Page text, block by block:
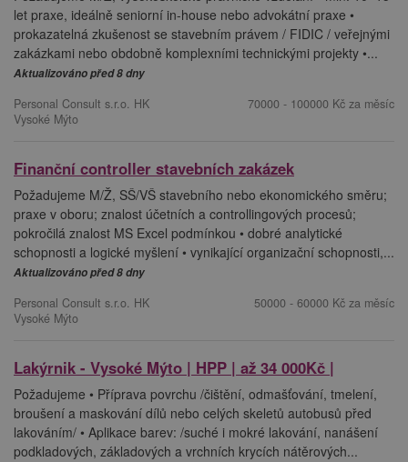
let praxe, ideálně seniorní in-house nebo advokátní praxe •
prokazatelná zkušenost se stavebním právem / FIDIC / veřejnými
zakázkami nebo obdobně komplexními technickými projekty •...
Aktualizováno před 8 dny
Personal Consult s.r.o. HK
Vysoké Mýto
70000 - 100000 Kč za měsíc
Finanční controller stavebních zakázek
Požadujeme M/Ž, SŠ/VŠ stavebního nebo ekonomického směru;
praxe v oboru; znalost účetních a controllingových procesů;
pokročilá znalost MS Excel podmínkou • dobré analytické
schopnosti a logické myšlení • vynikající organizační schopnosti,...
Aktualizováno před 8 dny
Personal Consult s.r.o. HK
Vysoké Mýto
50000 - 60000 Kč za měsíc
Lakýrnik - Vysoké Mýto | HPP | až 34 000Kč |
Požadujeme • Příprava povrchu /čištění, odmašťování, tmelení,
broušení a maskování dílů nebo celých skeletů autobusů před
lakováním/ • Aplikace barev: /suché i mokré lakování, nanášení
podkladových, základových a vrchních krycích nátěrových...